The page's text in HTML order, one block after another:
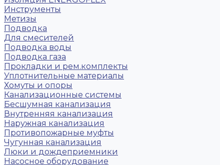
Инструменты
Метизы
Подводка
Для смесителей
Подводка воды
Подводка газа
Прокладки и рем.комплекты
Уплотнительные материалы
Хомуты и опоры
Канализационные системы
Бесшумная канализация
Внутренняя канализация
Наружная канализация
Противопожарные муфты
Чугунная канализация
Люки и дождеприемники
Насосное оборудование